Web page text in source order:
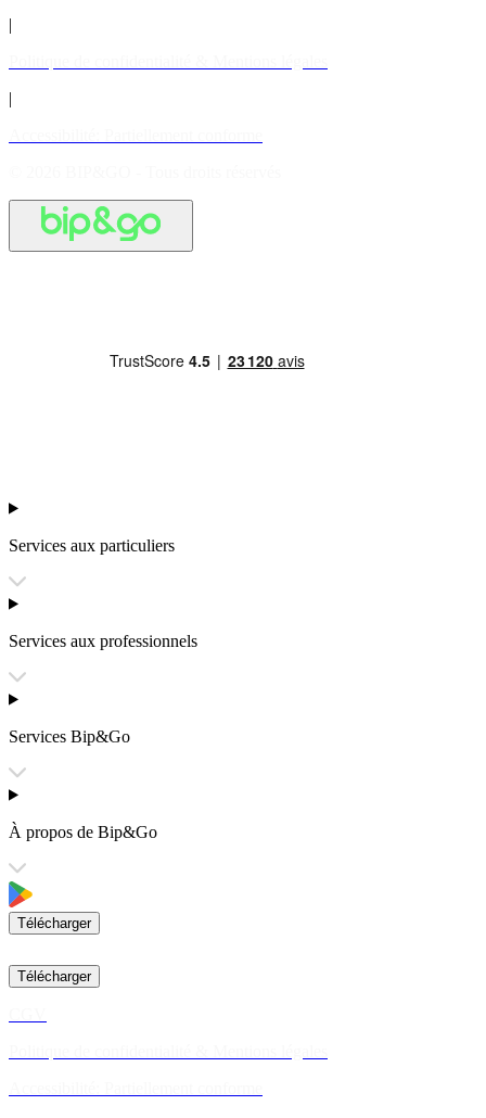
|
|
Services aux particuliers
Services aux professionnels
Services Bip&Go
À propos de Bip&Go
Télécharger
Télécharger